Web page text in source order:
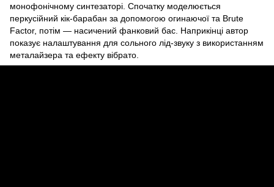
монофонічному синтезаторі. Спочатку моделюється
перкусійний кік-барабан за допомогою огинаючої та Brute
Factor, потім — насичений фанковий бас. Наприкінці автор
показує налаштування для сольного лід-звуку з використанням
металайзера та ефекту вібрато.